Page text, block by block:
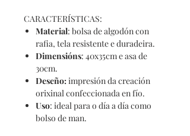
CARACTERÍSTICAS:
Material: bolsa de algodón con
rafia, tela resistente e duradeira.
Dimensións: 40x35cm e asa de
30cm.
Deseño:impresión da creación
orixinal confeccionada en fío.
Uso: ideal para o día a día como
bolso de man.